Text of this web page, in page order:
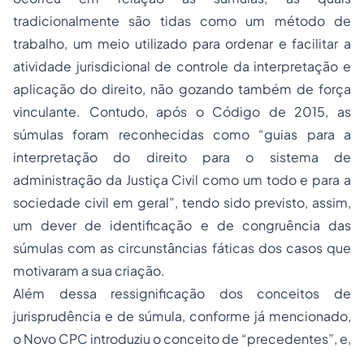
tradicionalmente são tidas como um método de
trabalho, um meio utilizado para ordenar e facilitar a
atividade jurisdicional de controle da interpretação e
aplicação do direito, não gozando também de força
vinculante. Contudo, após o Código de 2015, as
súmulas foram reconhecidas como “guias para a
interpretação do direito para o sistema de
administração da Justiça Civil como um todo e para a
sociedade civil em geral”, tendo sido previsto, assim,
um dever de identificação e de congruência das
súmulas com as circunstâncias fáticas dos casos que
motivaram a sua criação.
Além dessa ressignificação dos conceitos de
jurisprudência e de súmula, conforme já mencionado,
o Novo CPC introduziu o conceito de “precedentes”, e,